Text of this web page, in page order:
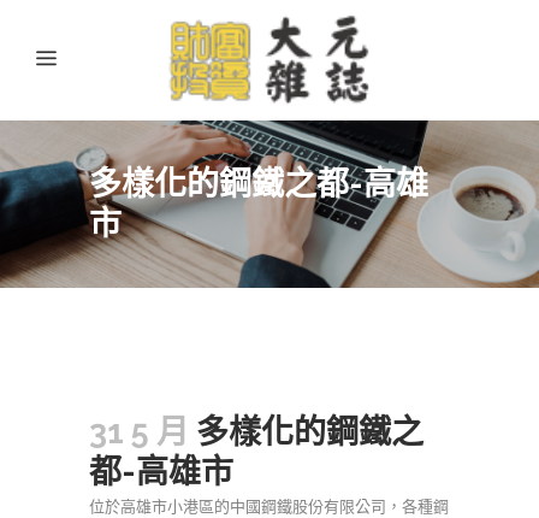
多樣化的鋼鐵之都-高雄
市
31 5 月 多樣化的鋼鐵之
都-高雄市
位於高雄市小港區的中國鋼鐵股份有限公司，各種鋼